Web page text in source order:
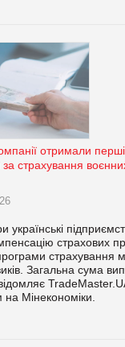
отримали перші
за страхування
українські
страхових
страхування
Загальна сума
Мінекономіки.